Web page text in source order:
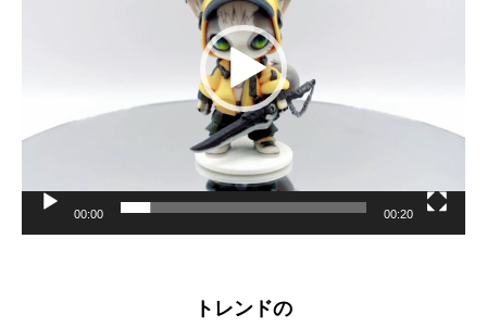
00:00 00:20
トレンドの